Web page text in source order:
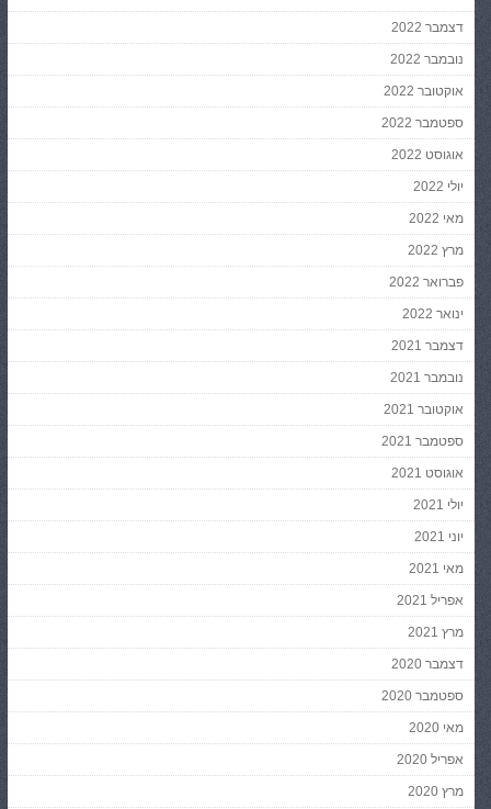
דצמבר 2022
נובמבר 2022
אוקטובר 2022
ספטמבר 2022
אוגוסט 2022
יולי 2022
מאי 2022
מרץ 2022
פברואר 2022
ינואר 2022
דצמבר 2021
נובמבר 2021
אוקטובר 2021
ספטמבר 2021
אוגוסט 2021
יולי 2021
יוני 2021
מאי 2021
אפריל 2021
מרץ 2021
דצמבר 2020
ספטמבר 2020
מאי 2020
אפריל 2020
מרץ 2020